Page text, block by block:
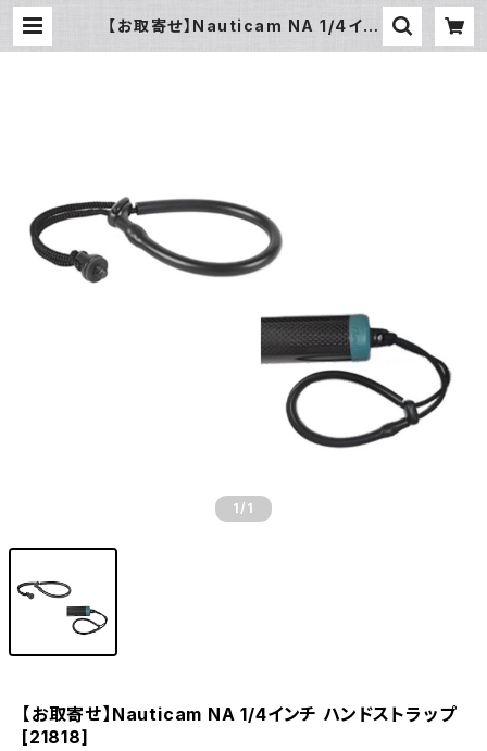
【お取寄せ】Nauticam NA 1/4イン
1 /1
【お取寄せ】Nauticam NA 1/4インチ ハンドストラップ
[21818]